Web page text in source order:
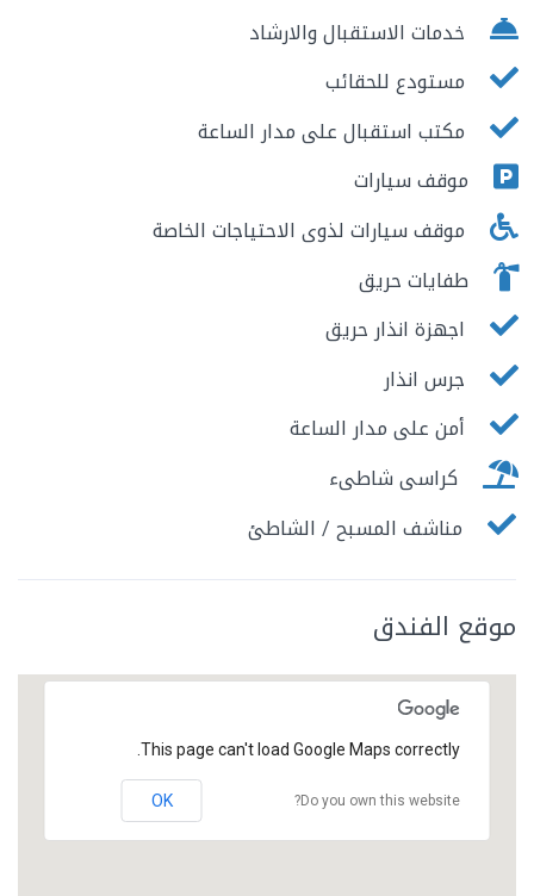
خدمات الاستقبال والارشاد
مستودع للحقائب
مكتب استقبال على مدار الساعة
موقف سيارات
موقف سيارات لذوى الاحتياجات الخاصة
طفايات حريق
اجهزة انذار حريق
جرس انذار
أمن على مدار الساعة
كراسى شاطىء
مناشف المسبح / الشاطئ
موقع الفندق
This page can't load Google Maps correctly.
Do you own this website?
OK